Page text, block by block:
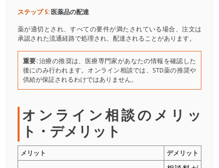
ステップ 5:医薬品の配達
薬が適切とされ、すべての要件が満たされている場合、注文は
承認された流通経路で処理され、配達されることがあります。
重要:治療の推奨は、医療専門家があなたの情報を確認した
後にのみ行われます。オンライン相談では、STD薬の推奨や
供給が保証されるわけではありません。
オンライン相談のメリッ
ト・デメリット
メリット デメリット